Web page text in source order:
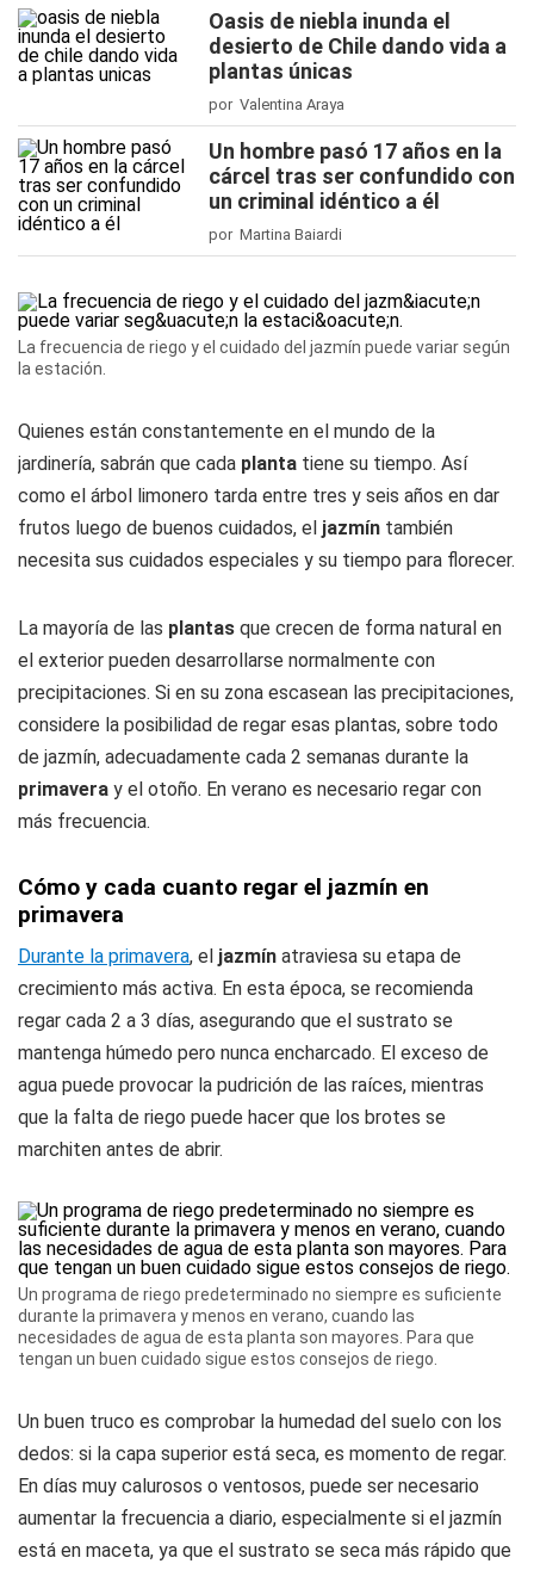
Oasis de niebla inunda el
desierto de Chile dando vida a
plantas únicas
por Valentina Araya
Un hombre pasó 17 años en la
cárcel tras ser confundido con
un criminal idéntico a él
por Martina Baiardi
La frecuencia de riego y el cuidado del jazmín puede variar según
la estación.
Quienes están constantemente en el mundo de la
jardinería, sabrán que cada planta tiene su tiempo. Así
como el árbol limonero tarda entre tres y seis años en dar
frutos luego de buenos cuidados, el jazmín también
necesita sus cuidados especiales y su tiempo para florecer.
La mayoría de las plantas que crecen de forma natural en
el exterior pueden desarrollarse normalmente con
precipitaciones. Si en su zona escasean las precipitaciones,
considere la posibilidad de regar esas plantas, sobre todo
de jazmín, adecuadamente cada 2 semanas durante la
primavera y el otoño. En verano es necesario regar con
más frecuencia.
Cómo y cada cuanto regar el jazmín en
primavera
Durante la primavera, el jazmín atraviesa su etapa de
crecimiento más activa. En esta época, se recomienda
regar cada 2 a 3 días, asegurando que el sustrato se
mantenga húmedo pero nunca encharcado. El exceso de
agua puede provocar la pudrición de las raíces, mientras
que la falta de riego puede hacer que los brotes se
marchiten antes de abrir.
Un programa de riego predeterminado no siempre es suficiente
durante la primavera y menos en verano, cuando las
necesidades de agua de esta planta son mayores. Para que
tengan un buen cuidado sigue estos consejos de riego.
Un buen truco es comprobar la humedad del suelo con los
dedos: si la capa superior está seca, es momento de regar.
En días muy calurosos o ventosos, puede ser necesario
aumentar la frecuencia a diario, especialmente si el jazmín
está en maceta, ya que el sustrato se seca más rápido que